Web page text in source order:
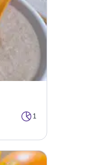
1